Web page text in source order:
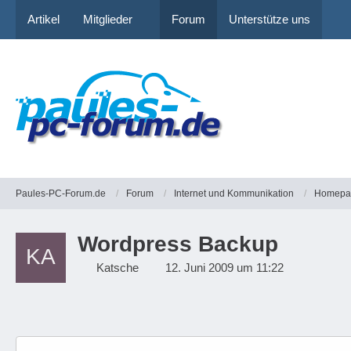
Artikel Mitglieder Forum Unterstütze uns
Paules-PC-Forum.de Forum Internet und Kommunikation
Wordpress Backup
Katsche 12. Juni 2009 um 11:22